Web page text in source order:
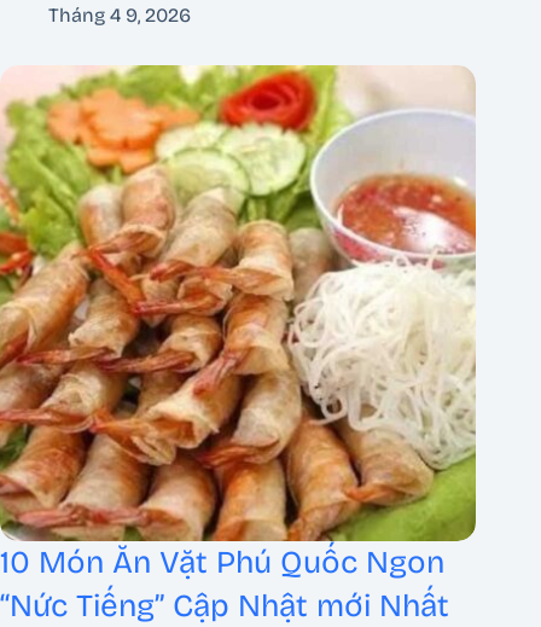
Tháng 4 9, 2026
10 Món Ăn Vặt Phú Quốc Ngon
“Nức Tiếng” Cập Nhật mới Nhất